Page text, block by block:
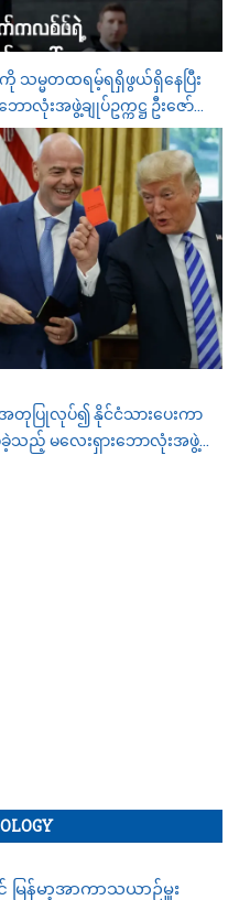
သမ္မတထရမ့်ရရှိဖွယ်ရှိနေပြီး
ာလုံးအဖွဲ့ချုပ်ဥက္ကဋ္ဌ ဦးဇော်
အတုပြုလုပ်၍ နိုင်ငံသားပေးကာ
သည့် မလေးရှားဘောလုံးအဖွဲ့
မြန်မာ့အာကာသယာဉ်မှူး